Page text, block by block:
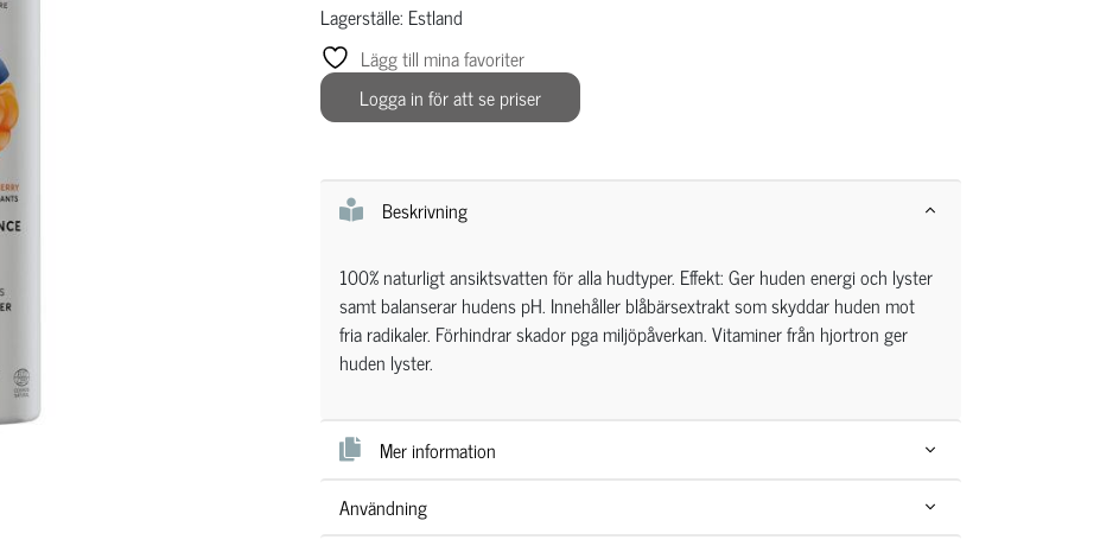
Lagerställe: Estland
Lägg till mina favoriter
Logga in för att se priser
Beskrivning
100% naturligt ansiktsvatten för alla hudtyper. Effekt: Ger huden energi och lyster
samt balanserar hudens pH. Innehåller blåbärsextrakt som skyddar huden mot
fria radikaler. Förhindrar skador pga miljöpåverkan. Vitaminer från hjortron ger
huden lyster.
Mer information
Användning